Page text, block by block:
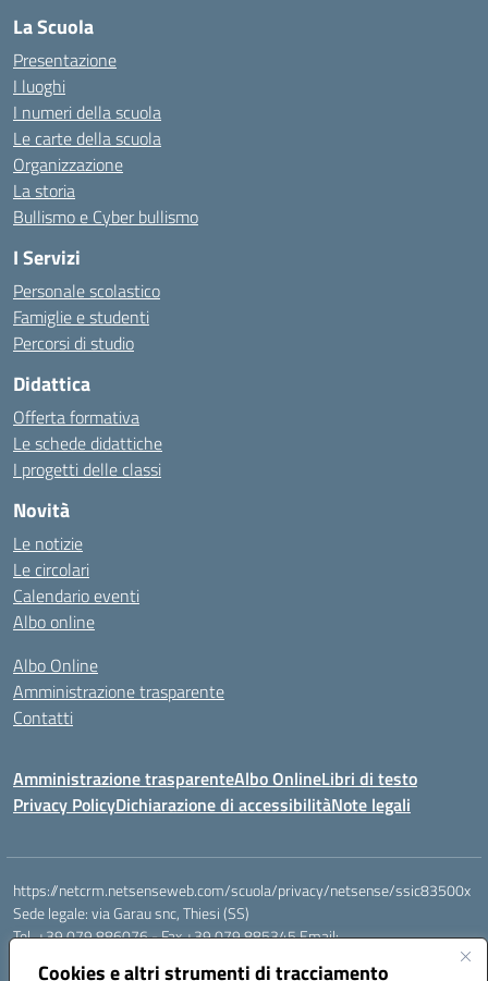
Cookies e altri strumenti di tracciamento
La Scuola
Presentazione
I luoghi
I numeri della scuola
Le carte della scuola
Organizzazione
La storia
Bullismo e Cyber bullismo
I Servizi
Personale scolastico
Famiglie e studenti
Percorsi di studio
Didattica
Offerta formativa
Le schede didattiche
I progetti delle classi
Novità
Le notizie
Le circolari
Calendario eventi
Albo online
Albo Online
Amministrazione trasparente
Contatti
Amministrazione trasparenteAlbo OnlineLibri di testo
Privacy PolicyDichiarazione di accessibilitàNote legali
https://netcrm.netsenseweb.com/scuola/privacy/netsense/ssic83500x
Sede legale: via Garau snc, Thiesi (SS)
Tel. +39 079 886076 - Fax +39 079 885345 Email: